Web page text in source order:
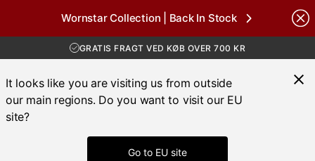
Wornstar Collection | Back In Stock
GRATIS FRAGT VED KØB OVER 700 KR
30 DAGES ÅBENT KØB
HURTIG LEVERING 3 – 5 DAGE
GRATIS FRAGT VED KØB OVER 700 KR
It looks like you are visiting us from outside
our main regions. Do you want to visit our EU
site?
Go to EU site